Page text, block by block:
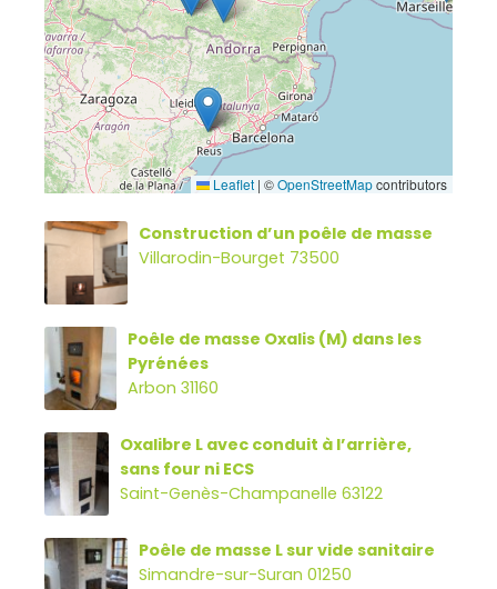
Leaflet | ©OpenStreetMapcontributors
Construction d’un poêle de masse
Villarodin-Bourget 73500
Poêle de masse Oxalis (M) dans les
Pyrénées
Arbon 31160
Oxalibre L avec conduit à l’arrière,
sans four ni ECS
Saint-Genès-Champanelle 63122
Poêle de masse L sur vide sanitaire
Simandre-sur-Suran 01250